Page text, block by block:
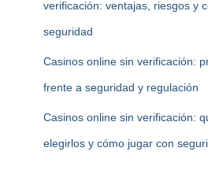
verificación: ventajas, riesgos y
seguridad
Casinos online sin verificación:
frente a seguridad y regulación
Casinos online sin verificación:
elegirlos y cómo jugar con